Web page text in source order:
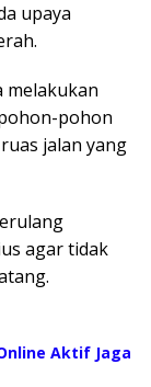
upaya
melakukan
pohon
jalan yang
agar tidak
Aktif Jaga